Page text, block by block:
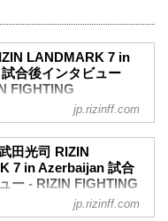
ル：5分 3R（66.0kg）
ール・ケラモフ vs. 鈴木千
（グラウンドパンチ）
細
ィック・ムサエフ vs. 武田
ール：5分 3R（71.0kg）
ック・ムサエフ vs. 武田
（レフェリーストップ：
チ）
LANDMARK 7 in
合後インタビュー
FIGHTING
オフィシャルサイト
ジムナスティックアリーナ
RIZIN LANDMARK 7 in
場選手たちの試合後インタ
jp.rizinff.com
田光司 RIZIN
7 in Azerbaijan 試合
ー - RIZIN FIGHTING
オフィシャルサイト
jp.rizinff.com